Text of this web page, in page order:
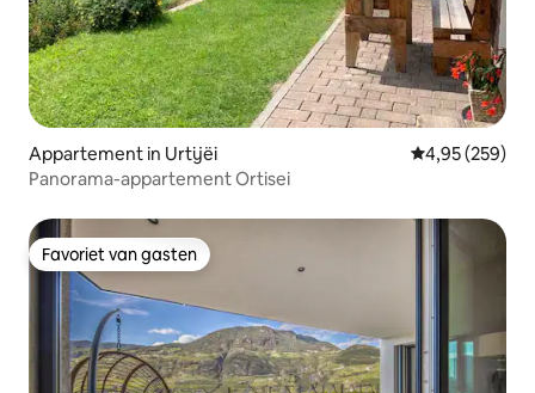
Appartement in Urtijëi Gemiddelde
4,95 (259)
Panorama-appartement Ortisei
Favoriet van gasten
Favoriet van gasten